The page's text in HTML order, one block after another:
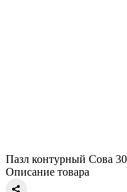
Пазл контурный Сова
Описание товара